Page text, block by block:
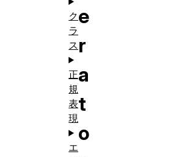
e
r
a
t
o
ク
ラ
ス
正
規
表
現
エ